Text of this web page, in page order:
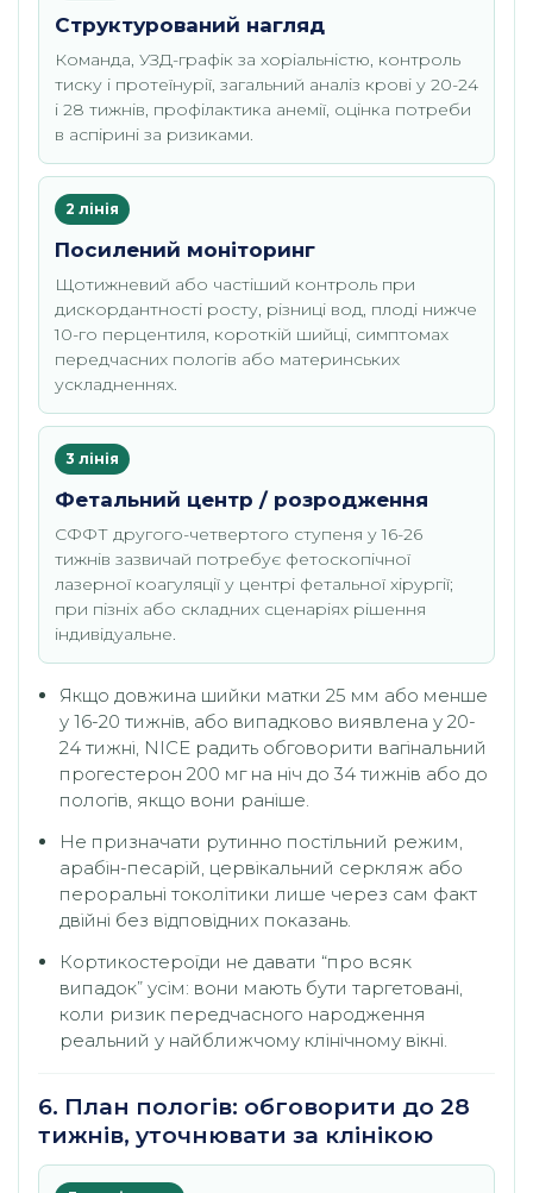
Структурований нагляд
Команда, УЗД-графік за хоріальністю, контроль
тиску і протеїнурії, загальний аналіз крові у 20-24
і 28 тижнів, профілактика анемії, оцінка потреби
в аспірині за ризиками.
2 лінія
Посилений моніторинг
Щотижневий або частіший контроль при
дискордантності росту, різниці вод, плоді нижче
10-го перцентиля, короткій шийці, симптомах
передчасних пологів або материнських
ускладненнях.
3 лінія
Фетальний центр / розродження
СФФТ другого-четвертого ступеня у 16-26
тижнів зазвичай потребує фетоскопічної
лазерної коагуляції у центрі фетальної хірургії;
при пізніх або складних сценаріях рішення
індивідуальне.
Якщо довжина шийки матки 25 мм або менше
у 16-20 тижнів, або випадково виявлена у 20-
24 тижні, NICE радить обговорити вагінальний
прогестерон 200 мг на ніч до 34 тижнів або до
пологів, якщо вони раніше.
Не призначати рутинно постільний режим,
арабін-песарій, цервікальний серкляж або
пероральні токолітики лише через сам факт
двійні без відповідних показань.
Кортикостероїди не давати “про всяк
випадок” усім: вони мають бути таргетовані,
коли ризик передчасного народження
реальний у найближчому клінічному вікні.
6. План пологів: обговорити до 28
тижнів, уточнювати за клінікою